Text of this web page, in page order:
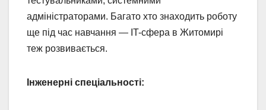
адміністраторами. Багато хто знаходить роботу
ще під час навчання — IT-сфера в Житомирі
теж розвивається.
Інженерні спеціальності: